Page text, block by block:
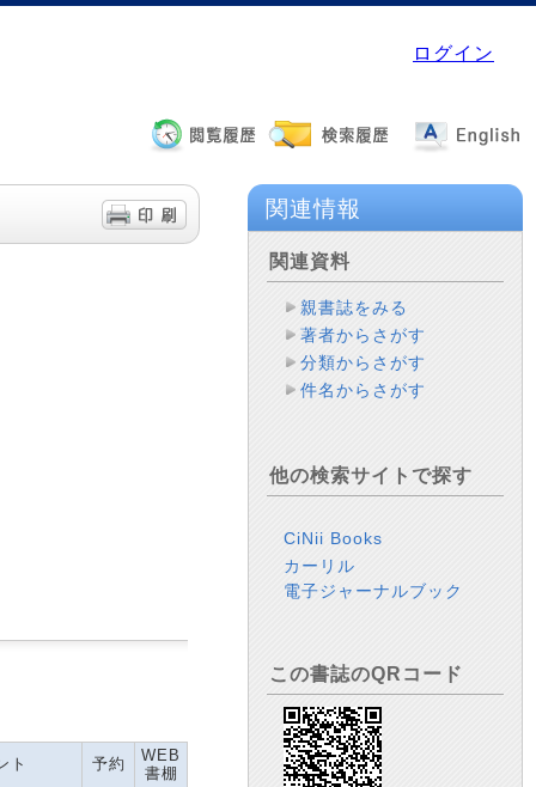
ログイン
ト 予約
WEB
書棚
関連情報
関連資料
親書誌をみる
著者からさがす
分類からさがす
件名からさがす
他の検索サイトで探す
CiNii Books
カーリル
電子ジャーナルブック
この書誌のQRコード